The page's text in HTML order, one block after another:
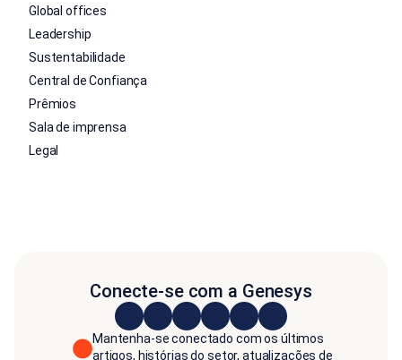
Global offices
Leadership
Sustentabilidade
Central de Confiança
Prêmios
Sala de imprensa
Legal
Conecte-se com a Genesys
Mantenha-se conectado com os últimos
artigos, histórias do setor, atualizações de